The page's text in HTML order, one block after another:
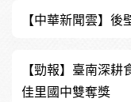
【中華新聞雲】
【勁報】臺南深
佳里國中雙奪獎